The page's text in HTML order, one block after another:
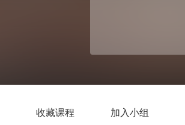
收藏课程 加入小组